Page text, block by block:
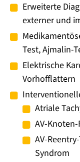
Erweiterte
externer und
Test, Ajmalin-
Elektrische
Vorhofflattern
Atriale
AV-
AV-
Syndrom